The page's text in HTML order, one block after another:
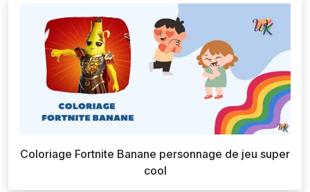
Coloriage Fortnite Banane personnage de jeu super
cool